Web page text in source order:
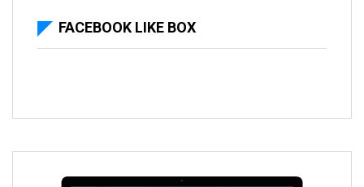
FACEBOOK LIKE BOX